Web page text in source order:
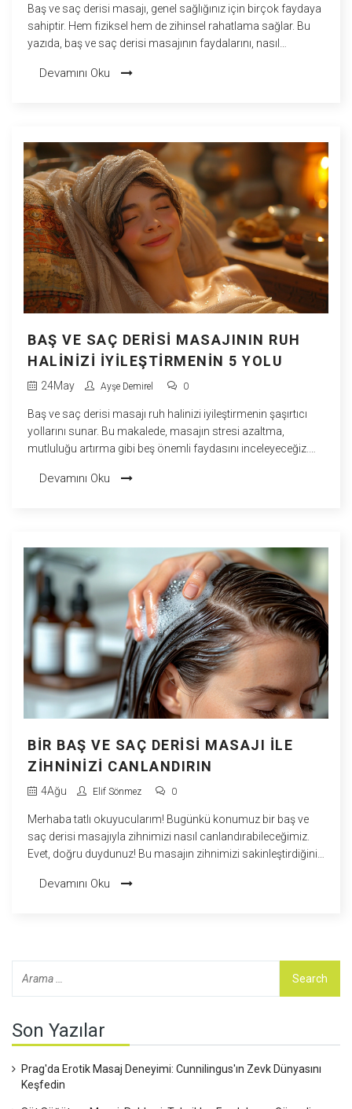
Baş ve saç derisi masajı, genel sağlığınız için birçok faydaya
sahiptir. Hem fiziksel hem de zihinsel rahatlama sağlar. Bu
yazıda, baş ve saç derisi masajının faydalarını, nasıl
edebileceğinizi keşfedeceksiniz.
Devamını Oku
BAŞ VE SAÇ DERISI MASAJININ RUH
HALINIZI İYILEŞTIRMENIN 5 YOLU
24May Ayşe Demirel 0
Baş ve saç derisi masajı ruh halinizi iyileştirmenin şaşırtıcı
yollarını sunar. Bu makalede, masajın stresi azaltma,
mutluluğu artırma gibi beş önemli faydasını inceleyeceğiz.
mutluluk katacak bilgilerle dolu bu yazıyı okumadan
Devamını Oku
BIR BAŞ VE SAÇ DERISI MASAJI ILE
ZIHNINIZI CANLANDIRIN
4Ağu Elif Sönmez 0
Merhaba tatlı okuyucularım! Bugünkü konumuz bir baş ve
saç derisi masajıyla zihnimizi nasıl canlandırabileceğimiz.
Evet, doğru duydunuz! Bu masajın zihnimizi sakinleştirdiğini
bir bulut gibi hafifletebilecek ve yaratıcılığımızı tetikleyecek bir
bana, bir kez denediğinizde, bir daha vazgeçemeyeceksiniz!
Devamını Oku
Son Yazılar
Prag'da Erotik Masaj Deneyimi: Cunnilingus'ın Zevk Dünyasını
Keşfedin